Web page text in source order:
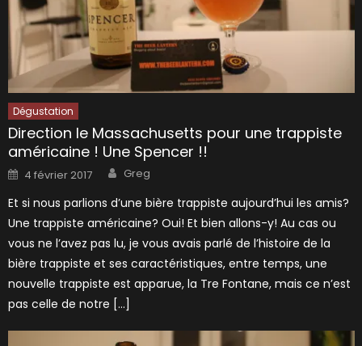
Dégustation
Direction le Massachusetts pour une trappiste
américaine ! Une Spencer !!
Posted
on
4 février 2017 Author
Greg
Et si nous parlions d’une bière trappiste aujourd’hui les amis?
Une trappiste américaine? Oui! Et bien allons-y! Au cas ou
vous ne l’avez pas lu, je vous avais parlé de l’histoire de la
bière trappiste et ses caractéristiques, entre temps, une
nouvelle trappiste est apparue, la Tre Fontane, mais ce n’est
pas celle de notre […]